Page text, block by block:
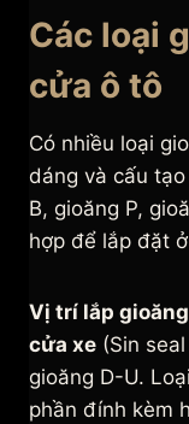
Các loại
cửa ô tô
Có nhiều loại
dáng và cấu
B, gioăng P,
hợp để lắp đặt
Vị trí lắp
cửa xe (Sin
gioăng D-U.
phần đính kèm